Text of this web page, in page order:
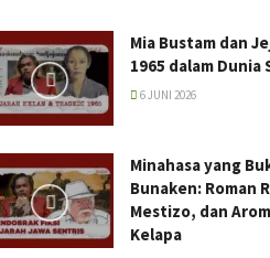
Mia Bustam dan
1965 dalam Dunia
6 JUNI 2026
Minahasa yang
Bunaken: Roman
Mestizo, dan
Kelapa